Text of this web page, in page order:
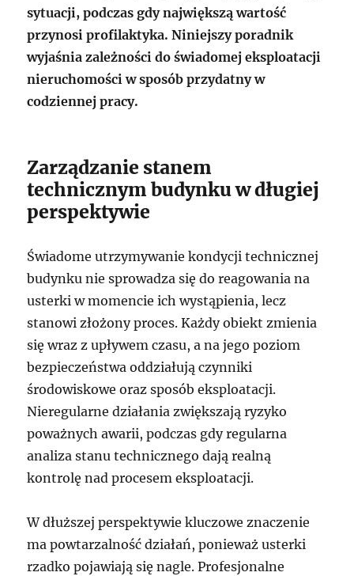
sytuacji, podczas gdy największą wartość
przynosi profilaktyka. Niniejszy poradnik
wyjaśnia zależności do świadomej eksploatacji
nieruchomości w sposób przydatny w
codziennej pracy.
Zarządzanie stanem
technicznym budynku w długiej
perspektywie
Świadome utrzymywanie kondycji technicznej
budynku nie sprowadza się do reagowania na
usterki w momencie ich wystąpienia, lecz
stanowi złożony proces. Każdy obiekt zmienia
się wraz z upływem czasu, a na jego poziom
bezpieczeństwa oddziałują czynniki
środowiskowe oraz sposób eksploatacji.
Nieregularne działania zwiększają ryzyko
poważnych awarii, podczas gdy regularna
analiza stanu technicznego dają realną
kontrolę nad procesem eksploatacji.
W dłuższej perspektywie kluczowe znaczenie
ma powtarzalność działań, ponieważ usterki
rzadko pojawiają się nagle. Profesjonalne